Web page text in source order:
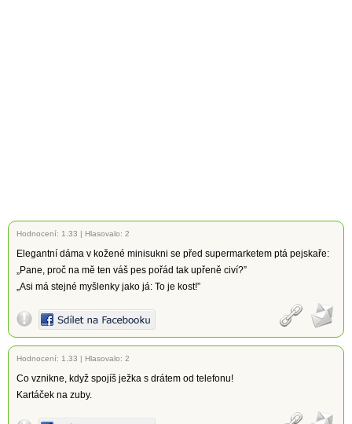
Hodnocení: 1.33 | Hlasovalo: 2
Elegantní dáma v kožené minisukni se před supermarketem ptá pejskaře:
„Pane, proč na mě ten váš pes pořád tak upřeně civí?”
„Asi má stejné myšlenky jako já: To je kost!”
Hodnocení: 1.33 | Hlasovalo: 2
Co vznikne, když spojíš ježka s drátem od telefonu!
Kartáček na zuby.